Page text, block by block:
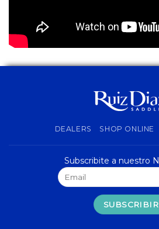
DEALERS SHOP ONLINE
Subscribite a nuestro